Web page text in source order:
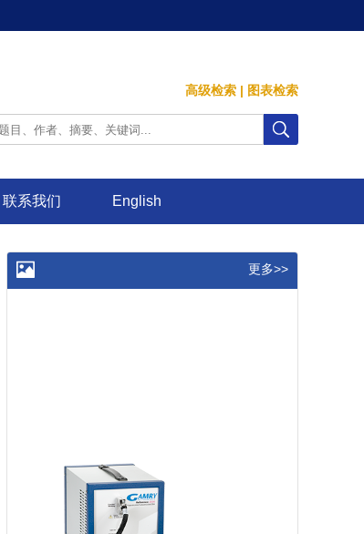
高级检索 | 图表检索
联系我们 English
更多>>